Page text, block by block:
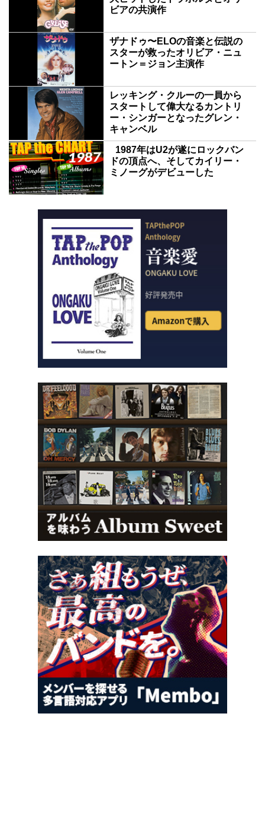
ビアの共演作
ザナドゥ〜ELOの音楽と伝説の
スターが救ったオリビア・ニュ
ートン＝ジョン主演作
レッキング・クルーの一員から
スタートして偉大なるカントリ
ー・シンガーとなったグレン・
キャンベル
1987年はU2が遂にロックバン
ドの頂点へ、そしてカイリー・
ミノーグがデビューした